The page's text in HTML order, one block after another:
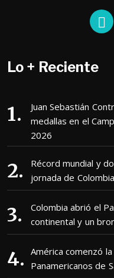
Lo + Reciente
Juan Sebastián
medallas en el
2026
Récord mundial y
jornada de
Colombia abrió el
continental y un
América comenzó
Panamericanos de